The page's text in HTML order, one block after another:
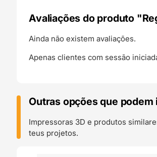
Avaliações do produto
Ainda não existem avaliações.
Apenas clientes com sessão
Outras opções que
Impressoras 3D e produtos
teus projetos.